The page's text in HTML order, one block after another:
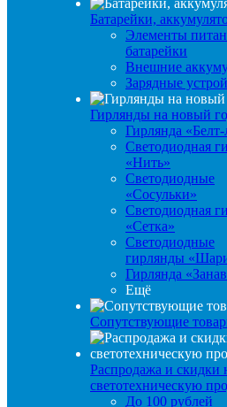
Батарейки,
Элементы
батарейки
Внешние
Зарядные
Гирлянды на новый
Гирлянда «Белт-
Светодиодная
«Нить»
Светодиодные
«Сосульки»
Светодиодная
«Сетка»
Светодиодные
гирлянды
Гирлянда
Ещё
Сопутствующие
Распродажа и скидки
светотехническую
До 100 рублей